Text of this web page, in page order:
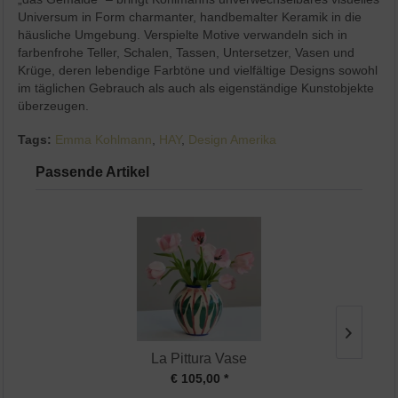
Universum in Form charmanter, handbemalter Keramik in die
häusliche Umgebung. Verspielte Motive verwandeln sich in
farbenfrohe Teller, Schalen, Tassen, Untersetzer, Vasen und
Krüge, deren lebendige Farbtöne und vielfältige Designs sowohl
im täglichen Gebrauch als auch als eigenständige Kunstobjekte
überzeugen.
Tags: Emma Kohlmann HAY, Design Amerika
Passende Artikel
La Pittura Vase
€ 105,00 *